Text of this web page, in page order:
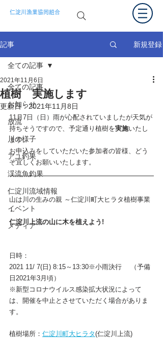
仁淀川漁業協同組合
記事 新規登録
全ての記事
お知らせ
放流
川の様子
アユ釣果
渓流魚釣果
仁淀川流域情報
イベント
メディア
全ての記事
植樹 実施します
2021年11月6日
更新日：2021年11月8日
11月7日（日）雨が心配されていましたが天気が
持ちそうですので、予定通り植樹を実施いたし
ます。
お申込みをしていただいた参加者の皆様、どう
ぞ宜しくお願いいたします。
山は川の生みの親 ～仁淀川町大ヒラタ植樹事業
～
仁淀川上流の山に木を植えよう!
日時：
2021 11/ 7(日) 8:15～13:30※小雨決行　 （予備
日2021年3月頃）
※新型コロナウイルス感染拡大状況によって
は、開催を中止とさせていただく場合がありま
す。
植樹場所： 仁淀川町大ヒラタ(仁淀川上流)